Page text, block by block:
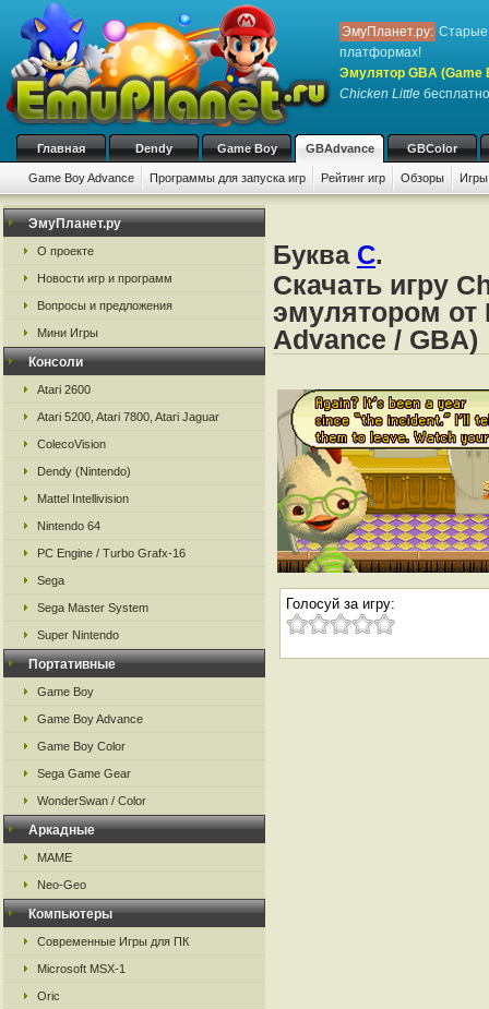
ЭмуПланет.ру: Старые
платформах!
Эмулятор GBA (Game
Chicken Little
Главная Dendy Game Boy GBAdvance GBColor
Game Boy Advance Программы для запуска игр Рейтинг игр Обзоры
ЭмуПланет.ру
О проекте
Новости игр и программ
Вопросы и предложения
Мини Игры
Консоли
Atari 2600
Atari 5200, Atari 7800, Atari Jaguar
ColecoVision
Dendy (Nintendo)
Mattel Intellivision
Nintendo 64
PC Engine / Turbo Grafx-16
Sega
Sega Master System
Super Nintendo
Портативные
Game Boy
Game Boy Advance
Game Boy Color
Sega Game Gear
WonderSwan / Color
Аркадные
MAME
Neo-Geo
Компьютеры
Современные Игры для ПК
Microsoft MSX-1
Oric
Буква C.
Скачать игру
эмулятором от
Advance / GBA)
Голосуй за игру: